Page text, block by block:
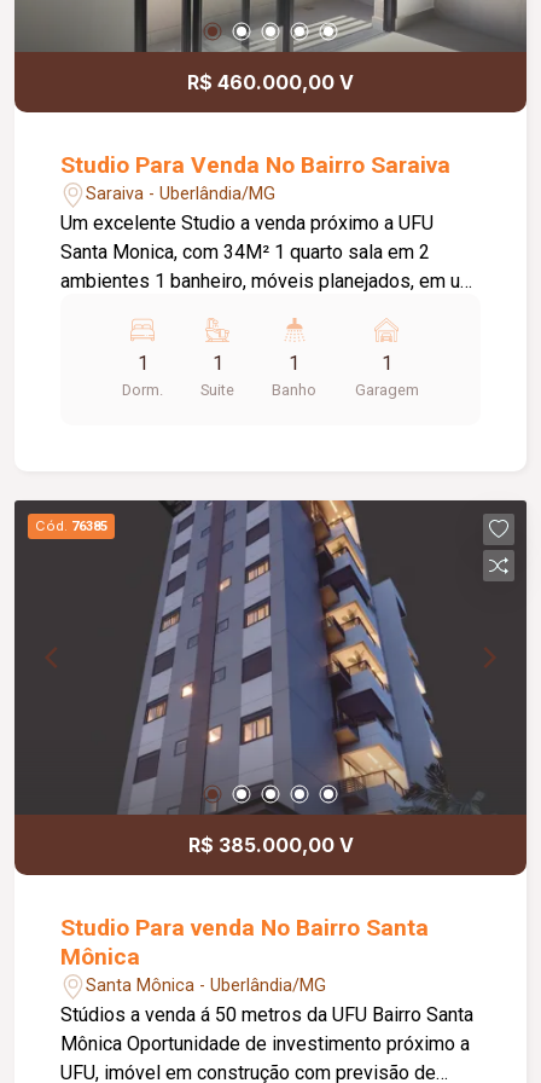
R$ 460.000,00 V
Studio Para Venda No Bairro Saraiva
Saraiva - Uberlândia/MG
Um excelente Studio a venda próximo a UFU
Santa Monica, com 34M² 1 quarto sala em 2
ambientes 1 banheiro, móveis planejados, em um
1
Dorm.
1
Suite
1
Banho
1
Garagem
Cód. 76385
R$ 385.000,00 V
Studio Para venda No Bairro Santa
Mônica
Santa Mônica - Uberlândia/MG
Stúdios a venda á 50 metros da UFU Bairro Santa
Mônica Oportunidade de investimento próximo a
UFU, imóvel em construção com previsão de